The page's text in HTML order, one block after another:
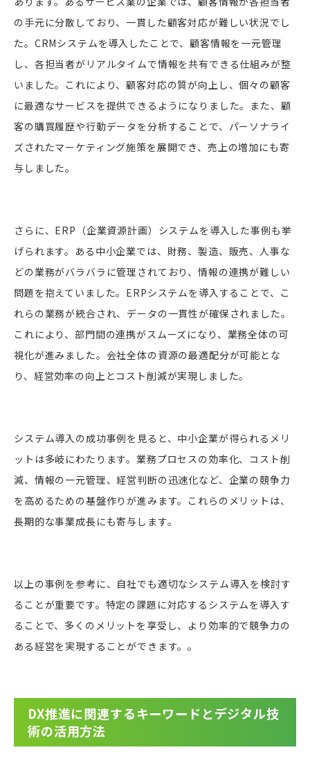
の手元に分散しており、一貫した顧客対応が難しい状況でし
た。CRMシステムを導入したことで、顧客情報を一元管理
し、各担当者がリアルタイムで情報を共有できる仕組みが整
いました。これにより、顧客対応の質が向上し、個々の顧客
に最適なサービスを提供できるようになりました。また、顧
客の購買履歴や行動データを分析することで、パーソナライ
ズされたマーケティング施策を展開でき、売上の増加にも寄
与しました。
さらに、ERP（企業資源計画）システムを導入した事例も挙
げられます。ある中小企業では、財務、製造、販売、人事な
どの業務がバラバラに管理されており、情報の連携が難しい
問題を抱えていました。ERPシステムを導入することで、こ
れらの業務が統合され、データの一貫性が確保されました。
これにより、部門間の連携がスムーズになり、業務全体の可
視化が進みました。会社全体の資源の最適配分が可能とな
り、経営効率の向上とコスト削減が実現しました。
システム導入の成功事例を見ると、中小企業が得られるメリ
ットは多岐にわたります。業務プロセスの効率化、コスト削
減、情報の一元管理、経営判断の迅速化など、企業の競争力
を高めるための基盤作りが進みます。これらのメリットは、
長期的な事業成長にも寄与します。
以上の事例を参考に、自社でも適切なシステム導入を検討す
ることが重要です。特定の課題に対応するシステムを導入す
ることで、多くのメリットを享受し、より効率的で競争力の
ある経営を実現することができます。。
DX推進に関連するキーワードとデジタル技
術の活用方法